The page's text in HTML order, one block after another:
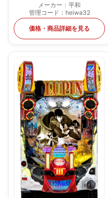
メーカー：平和
管理コード：heiwa32
価格・商品詳細を見る